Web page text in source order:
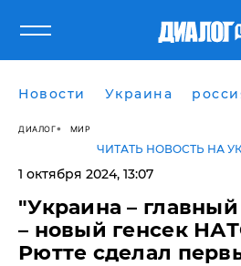
Новости Украина
ДИАЛОГ МИР
ЧИТАТЬ НОВОСТЬ НА
1 октября 2024, 13:07
"Украина –
– новый генсек
Рютте сделал